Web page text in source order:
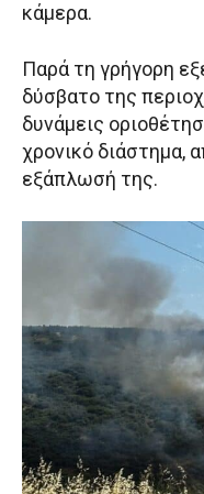
κάμερα.
Παρά τη γρήγορη
δύσβατο της
δυνάμεις
χρονικό διάστημα,
εξάπλωσή της.